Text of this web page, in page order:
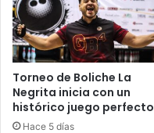
Torneo de Boliche La
Negrita inicia con un
histórico juego perfecto
Hace 5 días